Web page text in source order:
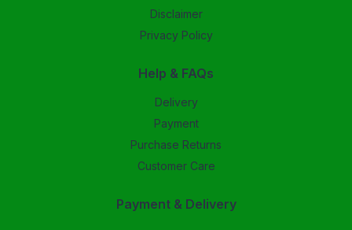
Disclaimer
Privacy Policy
Help & FAQs
Delivery
Payment
Purchase Returns
Customer Care
Payment & Delivery